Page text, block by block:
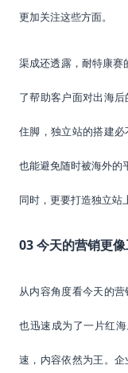
更加关注这些方面。
渠成还透露，耐特康赛
了帮助客户面对出海
住脚，独立站的搭建必
也能避免随时被海外的
同时，更要打造独立站
03 今天的营销更
从内容角度看今天的
也迅速成为了一片红
速，内容依然为王。